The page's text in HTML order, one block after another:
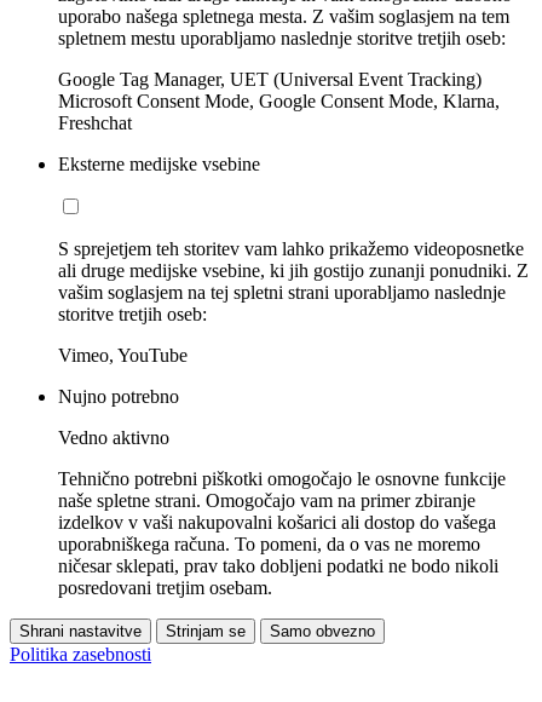
uporabo našega spletnega mesta. Z vašim soglasjem na tem
spletnem mestu uporabljamo naslednje storitve tretjih oseb:
Google Tag Manager, UET (Universal Event Tracking)
Microsoft Consent Mode, Google Consent Mode, Klarna,
Freshchat
Eksterne medijske vsebine
S sprejetjem teh storitev vam lahko prikažemo videoposnetke
ali druge medijske vsebine, ki jih gostijo zunanji ponudniki. Z
vašim soglasjem na tej spletni strani uporabljamo naslednje
storitve tretjih oseb:
Vimeo, YouTube
Nujno potrebno
Vedno aktivno
Tehnično potrebni piškotki omogočajo le osnovne funkcije
naše spletne strani. Omogočajo vam na primer zbiranje
izdelkov v vaši nakupovalni košarici ali dostop do vašega
uporabniškega računa. To pomeni, da o vas ne moremo
ničesar sklepati, prav tako dobljeni podatki ne bodo nikoli
posredovani tretjim osebam.
Shrani nastavitve Strinjam se Samo obvezno
Politika zasebnosti